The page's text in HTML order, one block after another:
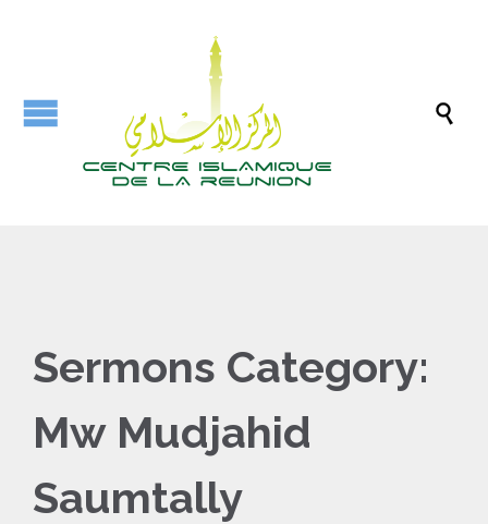

Sermons Category:
Mw Mudjahid
Saumtally